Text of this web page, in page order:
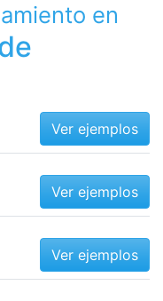
en
Ver ejemplos
Ver ejemplos
Ver ejemplos